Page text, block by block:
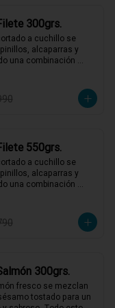
al producto
completa, salsas o
incluidos.
300grs.
a cuchillo se
alcaparras y
una combinación
¡Un clásico
te hará volver por más!
al producto
completa, salsas o
incluidos.
550grs.
a cuchillo se
alcaparras y
una combinación
¡Un clásico
te hará volver por más!
al producto
completa, salsas o
incluidos.
300grs.
fresco se mezclan
tostado para un